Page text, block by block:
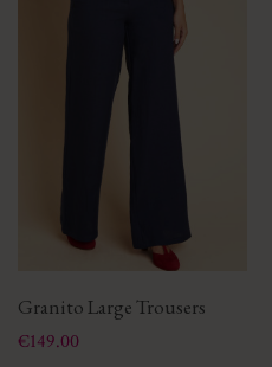
Granito Large Trousers
Price
€149.00